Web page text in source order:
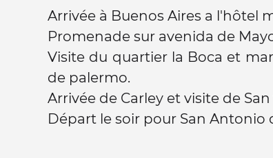
Arrivée à Buenos Aires a l'hôtel
Promenade sur avenida de
Visite du quartier la Boca et
de palermo.
Arrivée de Carley et visite de
Départ le soir pour San Antonio